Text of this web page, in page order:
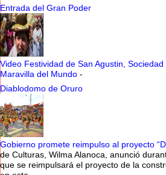
Entrada del Gran Poder
Video Festividad de San Agustin,
Maravilla del Mundo -
Diablodomo de Oruro
Gobierno promete reimpulso al proyecto
de Culturas, Wilma Alanoca, anunció
que se reimpulsará el proyecto de la